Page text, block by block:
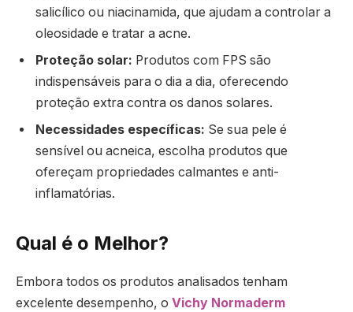
salicílico ou niacinamida, que ajudam a controlar a
oleosidade e tratar a acne.
Proteção solar: Produtos com FPS são
indispensáveis para o dia a dia, oferecendo
proteção extra contra os danos solares.
Necessidades específicas: Se sua pele é
sensível ou acneica, escolha produtos que
ofereçam propriedades calmantes e anti-
inflamatórias.
Qual é o Melhor?
Embora todos os produtos analisados tenham
excelente desempenho, o Vichy Normaderm